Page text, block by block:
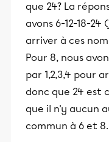
que 24? La
avons 6-12-18-
arriver à ces
Pour 8, nous
par 1,2,3,4 pour
donc que 24 est
que il n'y aucun
commun à 6 et 8.